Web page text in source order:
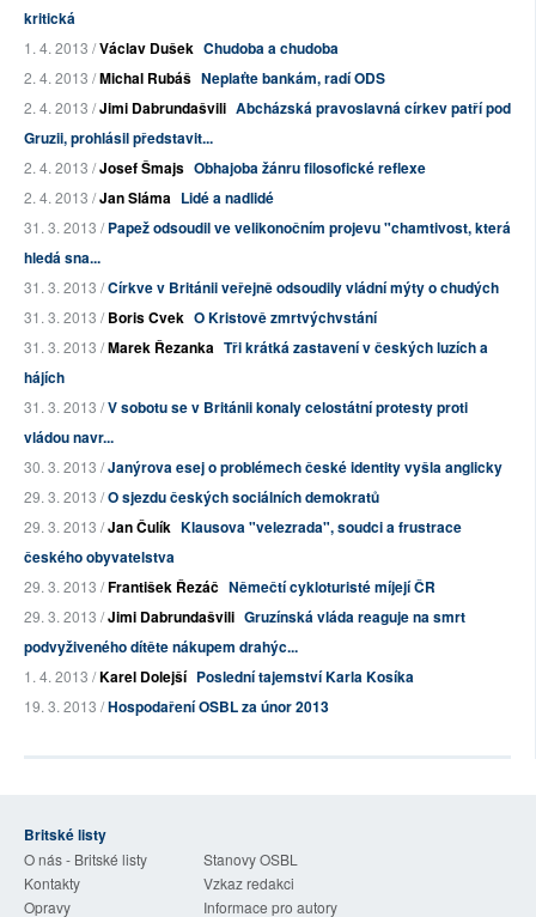
kritická
1. 4. 2013 /Václav Dušek Chudoba a chudoba
2. 4. 2013 /Michal Rubáš Neplaťte bankám, radí ODS
2. 4. 2013 /Jimi Dabrundašvili Abcházská pravoslavná církev patří pod
Gruzii, prohlásil představit...
2. 4. 2013 /Josef Šmajs Obhajoba žánru filosofické reflexe
2. 4. 2013 /Jan Sláma Lidé a nadlidé
31. 3. 2013 /Papež odsoudil ve velikonočním projevu "chamtivost, která
hledá sna...
31. 3. 2013 /Církve v Británii veřejně odsoudily vládní mýty o chudých
31. 3. 2013 /Boris Cvek O Kristově zmrtvýchvstání
31. 3. 2013 /Marek Řezanka Tři krátká zastavení v českých luzích a
hájích
31. 3. 2013 /V sobotu se v Británii konaly celostátní protesty proti
vládou navr...
30. 3. 2013 /Janýrova esej o problémech české identity vyšla anglicky
29. 3. 2013 /O sjezdu českých sociálních demokratů
29. 3. 2013 /Jan Čulík Klausova "velezrada", soudci a frustrace
českého obyvatelstva
29. 3. 2013 /František Řezáč Němečtí cykloturisté míjejí ČR
29. 3. 2013 /Jimi Dabrundašvili Gruzínská vláda reaguje na smrt
podvyživeného dítěte nákupem drahýc...
1. 4. 2013 /Karel Dolejší Poslední tajemství Karla Kosíka
19. 3. 2013 /Hospodaření OSBL za únor 2013
Britské listy
O nás - Britské listy
Stanovy OSBL
Kontakty
Vzkaz redakci
Opravy
Informace pro autory